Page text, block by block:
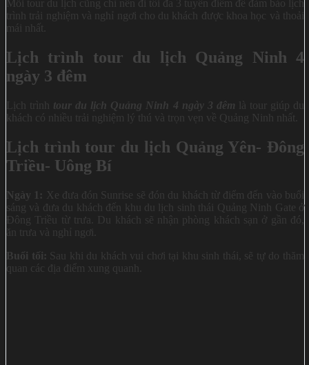
Mỗi tour du lịch cũng chỉ nên đi tối đa 3 tuyến điểm để đảm bảo lịch
trình trải nghiệm và nghỉ ngơi cho du khách được khoa học và thoải
mái nhất.
Lịch trình tour du lịch Quảng Ninh 4
ngày 3 đêm
Lịch trình tour du lịch Quảng Ninh 4 ngày 3 đêm là tour giúp du
khách có nhiều trải nghiệm lý thú và trọn vẹn về Quảng Ninh nhất.
Lịch trình tour du lịch Quảng Yên- Đông
Triều- Uông Bí
Ngày 1: Xe đưa đón Sunrise sẽ đón du khách từ điểm đến vào buổi
sáng và đưa du khách đến khu du lịch sinh thái Quảng Ninh Gate ở
Đông Triều từ trưa. Du khách sẽ nhận phòng khách sạn ở gần đó,
ăn trưa và nghỉ ngơi.
Buổi tối: Sau khi du khách vui chơi tại khu sinh thái, sẽ tự do thăm
quan các địa điểm xung quanh.